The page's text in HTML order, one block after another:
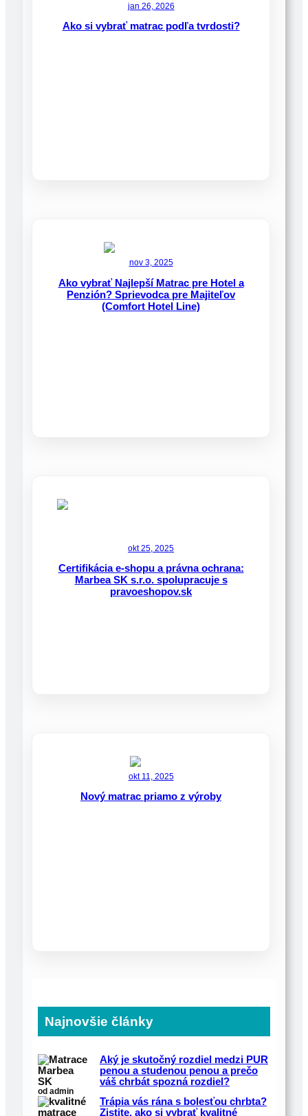
jan 26, 2026
Ako si vybrať matrac podľa tvrdosti?
nov 3, 2025
Ako vybrať Najlepší Matrac pre Hotel a
Penzión? Sprievodca pre Majiteľov
(Comfort Hotel Line)
okt 25, 2025
Certifikácia e-shopu a právna ochrana:
Marbea SK s.r.o. spolupracuje s
pravoeshopov.sk
okt 11, 2025
Nový matrac priamo z výroby
Najnovšie články
Aký je skutočný rozdiel medzi PUR
penou a studenou penou a prečo
váš chrbát spozná rozdiel?
od admin
Trápia vás rána s bolesťou chrbta?
Zistite, ako si vybrať kvalitné